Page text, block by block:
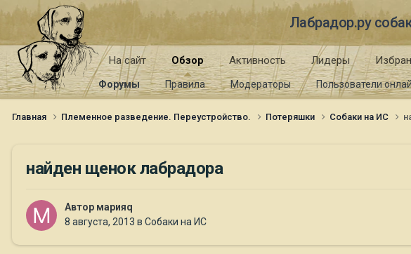
Лабрадор.ру
На сайт Обзор
Форумы Правила Модераторы Пользователи
Активность Лидеры
Главная Племенное разведение. Переустройство. Потеряшки Собаки на ИС
найден щенок лабрадора
Автор марияq
8 августа, 2013 в Собаки на ИС